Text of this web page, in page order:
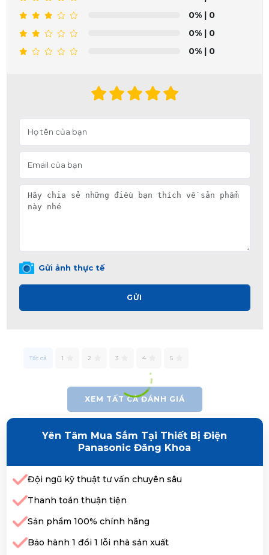
0% | 0
0% | 0
0% | 0
Gửi ảnh thực tế
GỬI
Tất cả 1 2 3 4 5
XEM TẤT CẢ ĐÁNH GIÁ
Yên Tâm Mua Sắm Tại Thiết Bị Điện
Panasonic Đăng Khoa
Đội ngũ kỹ thuật tư vấn chuyên sâu
Thanh toán thuận tiện
Sản phẩm 100% chính hãng
Bảo hành 1 đổi 1 lỗi nhà sản xuất